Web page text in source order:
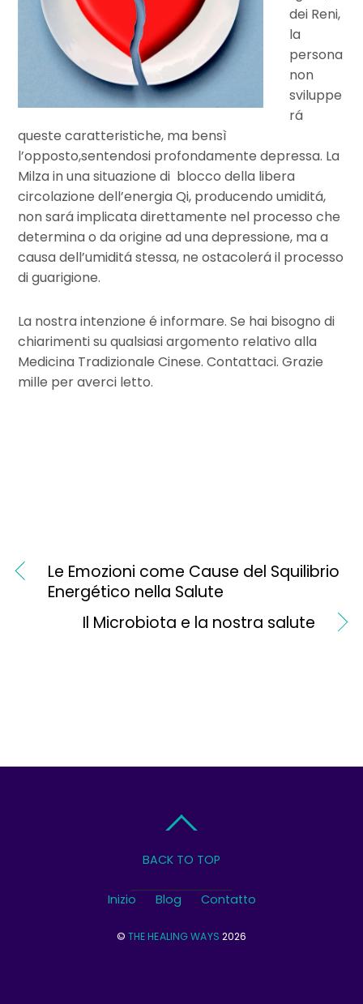
dei Reni,
la
persona
non
sviluppe
rá
queste caratteristiche, ma bensì
l’opposto,sentendosi profondamente depressa. La
Milza in una situazione di blocco della libera
circolazione dell’energia Qi, producendo umiditá,
non sará implicata direttamente nel processo che
determina o da origine ad una depressione, ma a
causa dell’umiditá stessa, ne ostacolerá il processo
di guarigione.
La nostra intenzione é informare. Se hai bisogno di
chiarimenti su qualsiasi argomento relativo alla
Medicina Tradizionale Cinese. Contattaci. Grazie
mille per averci letto.
Le Emozioni come Cause del Squilibrio
Energético nella Salute
Il Microbiota e la nostra salute
BACK TO TOP
Inizio Blog Contatto
© THE HEALING WAYS 2026